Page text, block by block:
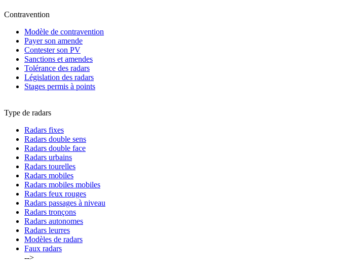
Contravention
Modèle de contravention
Payer son amende
Contester son PV
Sanctions et amendes
Tolérance des radars
Législation des radars
Stages permis à points
Type de radars
Radars fixes
Radars double sens
Radars double face
Radars urbains
Radars tourelles
Radars mobiles
Radars mobiles mobiles
Radars feux rouges
Radars passages à niveau
Radars tronçons
Radars autonomes
Radars leurres
Modèles de radars
Faux radars
-->